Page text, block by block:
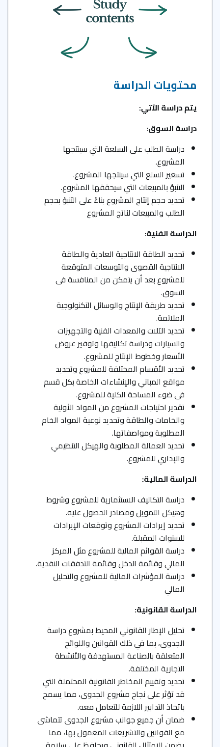
محتويات الدراسة
يتم دراسة الآتي:
دراسة السوق:
دراسة الطلب على السلعة التي سينتجها
المشروع.
تسعير السلع التي سينتجها المشروع.
التنبؤ بالمبيعات التي سيحققها المشروع.
تحديد حجم إنتاج المشروع بناءً على التنبؤ بحجم
الطلب والمبيعات لناتج المشروع
الدراسة الفنية:
تحديد الطاقة الانتاجية العادية والطاقة
الانتاجية القصوى والتوسعات المتوقعة
للمشروع بعد أن يتمكن من المنافسة فى
السوق.
تحديد طريقة الإنتاج والوسائل التكنولوجية
الملائمة.
تحديد الآلات والمعدات الفنية والتجهيزات
والسيارات ودراسة تكاليفها وتوفير عروض
الأسعار وخطوط الإنتاج للمشروع.
تحديد الأقسام المختلفة للمشروع وتحديد
مواقع المباني والإنشاءات الخاصة بكل قسم
فى ضوء المساحة الكلية للمشروع.
تقدير احتياجات المشروع من المواد الأولية
والخامات والطاقة وتحديد نوعية المواد الخام
المطلوبة ومواصفاتها.
تحديد العمالة المطلوبة والهيكل التنظيمي
والإداري للمشروع.
الدراسة المالية:
دراسة التكاليف الاستثمارية للمشروع وشروط
وهيكل التمويل ومصادر الحصول عليه.
تحديد إيرادات المشروع وتوقعات الإيرادات
للسنوات المقبلة.
دراسة القوائم المالية للمشروع مثل المركز
المالي وقائمة الدخل وقائمة التدفقات النقدية.
دراسة المؤشرات المالية للمشروع والتحليل
المالي
الدراسة القانونية:
تحليل الإطار القانوني المحيط بمشروع دراسة
الجدوى، بما في ذلك القوانين واللوائح
المتعلقة بالصناعة المستهدفة والأنشطة
التجارية المختلفة.
تحديد وتقييم المخاطر القانونية المحتملة التي
قد تؤثر على نجاح مشروع الجدوى، مما يسمح
باتخاذ التدابير اللازمة للتعامل معه.
ضمان أن جميع جوانب مشروع الجدوى تتماشى
مع القوانين والتشريعات المعمول بها، مما